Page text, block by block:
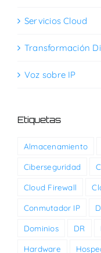
Servicios Cloud
Transformación
Voz sobre IP
Etiquetas
Almacenamiento
Ciberseguridad
Cloud Firewall
Conmutador IP
Dominios DR
Hardware